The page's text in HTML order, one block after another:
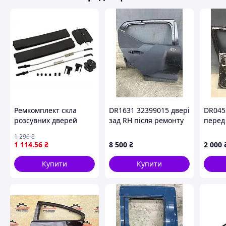
Ремкомплект скла
розсувних дверей
2015, ліва та права
сторона
1 114.56 ₴
1 296₴
Купити
DR1631 32399015 двері
зад RH після ремонту
8 500 ₴
Купити
Ravon
2 000